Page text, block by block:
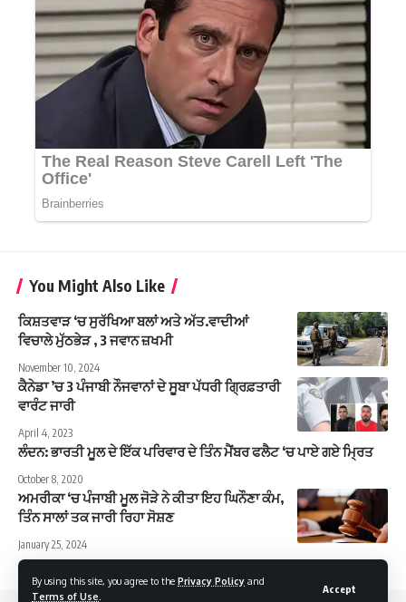
By using this site, you agree to the Privacy Policy and
Terms of Use
Accept
You Might Also Like
ਕਿਸ਼ਤਵਾੜ ‘ਚ ਸੁਰੱਖਿਆ ਬਲਾਂ ਅਤੇ ਅੱਤ.ਵਾਦੀਆਂ
ਵਿਚਾਲੇ ਮੁੱਠਭੇੜ , 3 ਜਵਾਨ ਜ਼ਖਮੀ
November 10, 2024
ਕੈਨੇਡਾ ’ਚ 3 ਪੰਜਾਬੀ ਨੌਜਵਾਨਾਂ ਦੇ ਸੂਬਾ ਪੱਧਰੀ ਗ੍ਰਿਫ਼ਤਾਰੀ
ਵਾਰੰਟ ਜਾਰੀ
April 4, 2023
ਲੰਦਨ: ਭਾਰਤੀ ਮੂਲ ਦੇ ਇੱਕ ਪਰਿਵਾਰ ਦੇ ਤਿੰਨ ਮੈਂਬਰ ਫਲੈਟ ‘ਚ ਪਾਏ ਗਏ ਮ੍ਰਿਤ
October 8, 2020
ਅਮਰੀਕਾ ‘ਚ ਪੰਜਾਬੀ ਮੂਲ ਜੋੜੇ ਨੇ ਕੀਤਾ ਇਹ ਘਿਨੌਣਾ ਕੰਮ,
ਤਿੰਨ ਸਾਲਾਂ ਤਕ ਜਾਰੀ ਰਿਹਾ ਸੋਸ਼ਣ
January 25, 2024